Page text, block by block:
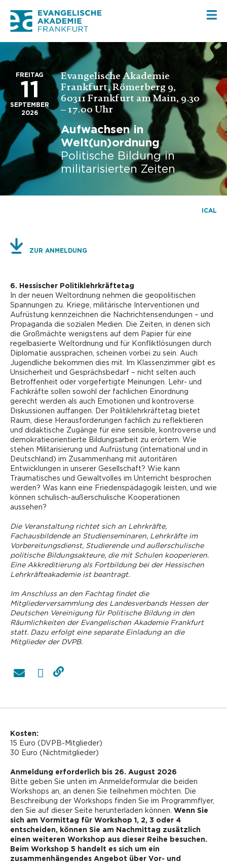
FREITAG
11
SEPTEMBER
2026
Evangelische Akademie
Frankfurt, Römerberg 9,
60311 Frankfurt am Main, 9.30
– 17.00 Uhr
Aufwachsen in
Welt(un)ordnung
Politische Bildung in
militarisierten Zeiten
ICAL
ZUR ANMELDUNG
6. Hessischer Politiklehrkräftetag
In der neuen Weltordnung nehmen die geopolitischen
Spannungen zu. Kriege, militärische Interventionen und
Aufrüstung kennzeichnen die Nachrichtensendungen – und
Propaganda die sozialen Medien. Die Zeiten, in denen sich
die Großmächte wenigstens auf dem Papier für eine
regelbasierte Weltordnung und für Konfliktlösungen durch
Diplomatie aussprachen, scheinen vorbei zu sein. Auch
Jugendliche bekommen dies mit. Im Klassenzimmer gibt es
Unsicherheit und Gesprächsbedarf – nicht selten auch
Betroffenheit oder vorgefertigte Meinungen. Lehr- und
Fachkräfte sollen sowohl der fachlichen Einordnung
gerecht werden als auch Emotionen und kontroverse
Diskussionen auffangen. Der Politiklehrkräftetag bietet
Raum, diese Herausforderungen fachlich zu reflektieren
und didaktische Zugänge für eine sensible, kontroverse und
demokratieorientierte Bildungsarbeit zu erörtern. Wie
stehen Militarisierung und Aufrüstung (international und in
Deutschland) im Zusammenhang mit autoritären
Entwicklungen in unserer Gesellschaft? Wie kann
Traumatisches und Gewaltvolles im Unterricht besprochen
werden? Was kann eine Friedenspädagogik leisten, und wie
können schulisch-außerschulische Kooperationen
aussehen?
Die Veranstaltung richtet sich an Lehrkräfte,
Fachausbildende an Studienseminaren, Lehrkräfte im
Vorbereitungsdienst, ­Studierende und außerschulische
politische Bildungsakteure, die mit Schulen kooperieren.
Eine Akkreditierung als Fortbildung bei der Hessischen
Lehrkräfteakademie ist beantragt.
Im Anschluss an den Fachtag findet die
Mitgliederversammlung des Landesverbands Hessen der
Deutschen Vereinigung für Politische Bildung in den
Räumlichkeiten der Evangelischen Akademie Frankfurt
statt. Dazu erfolgt eine separate Einladung an die
Mitglieder der DVPB.
Kosten:
15 Euro (DVPB-Mitglieder)
30 Euro (Nichtmitglieder)
Anmeldung erforderlich bis 26. August 2026
Bitte geben Sie unten im Anmeldeformular die beiden
Workshops an, an denen Sie teilnehmen möchten. Die
Beschreibung der Workshops finden Sie im Programmflyer,
den Sie auf dieser Seite herunterladen können. Wenn Sie
sich am Vormittag für Workshop 1, 2, 3 oder 4
entscheiden, können Sie am Nachmittag zusätzlich
einen weiteren Workshop aus dieser Reihe besuchen.
Beim Workshop 5 handelt es sich um ein
zusammenhängendes Angebot über Vor- und